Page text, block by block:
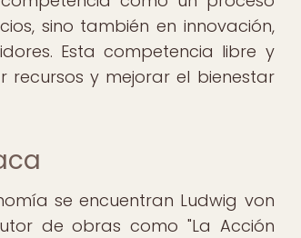
sino también en innovación,
Esta competencia libre y
y mejorar el bienestar
se encuentran Ludwig von
de obras como "La Acción